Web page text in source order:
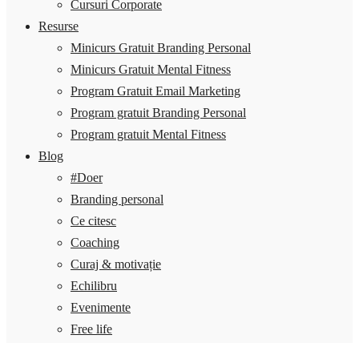
Cursuri Corporate
Resurse
Minicurs Gratuit Branding Personal
Minicurs Gratuit Mental Fitness
Program Gratuit Email Marketing
Program gratuit Branding Personal
Program gratuit Mental Fitness
Blog
#Doer
Branding personal
Ce citesc
Coaching
Curaj & motivație
Echilibru
Evenimente
Free life